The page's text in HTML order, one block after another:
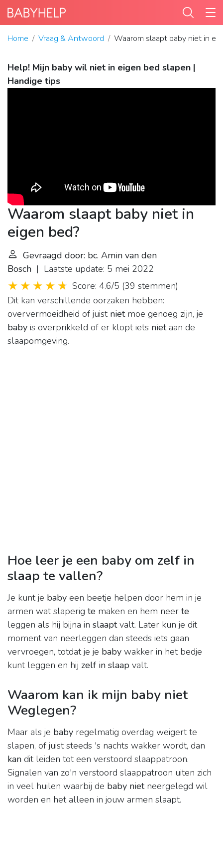
Home Vraag & Antwoord Waarom slaapt baby niet in
Help! Mijn baby wil niet in eigen bed slapen |
Handige tips
Waarom slaapt baby niet in
eigen bed?
Gevraagd door: bc. Amin van den
Bosch | Laatste update: 5 mei 2022
Score: 4.6/5 (39 stemmen)
Dit kan verschillende oorzaken hebben:
oververmoeidheid of juist nietmoe genoeg zijn, je
baby is overprikkeld of er klopt iets nietaan de
slaapomgeving.
Hoe leer je een baby om zelf in
slaap te vallen?
Je kunt je baby een beetje helpen door hem in je
armen wat slaperig te maken en hem neer te
leggen als hij bijna in slaaptvalt. Later kun je dit
moment van neerleggen dan steeds iets gaan
vervroegen, totdat je je baby wakker in het bedje
kunt leggen en hij zelf in slaap valt.
Waarom kan ik mijn baby niet
Weglegen?
Maar als je baby regelmatig overdag weigert te
slapen, of juist steeds 's nachts wakker wordt, dan
kan dit leiden tot een verstoord slaappatroon.
Signalen van zo'n verstoord slaappatroon uiten zich
in veel huilen waarbij de baby nietneergelegd wil
worden en het alleen in jouw armen slaapt.